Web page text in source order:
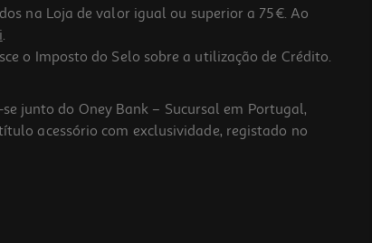
na Loja de valor igual ou superior a 75€. Ao
.
o Imposto do Selo sobre a utilização de Crédito.
junto do Oney Bank – Sucursal em Portugal,
acessório com exclusividade, registado no